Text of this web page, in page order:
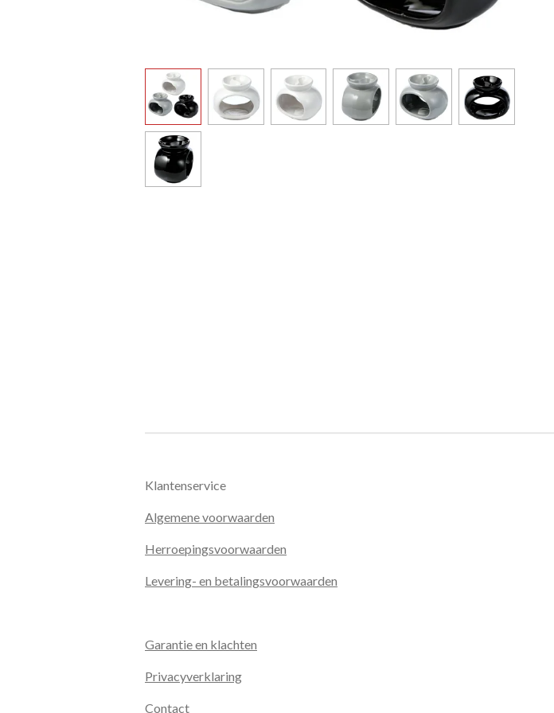
Klantenservice
Algemene voorwaarden
Herroepingsvoorwaarden
Levering- en betalingsvoorwaarden
Garantie en klachten
Privacyverklaring
Contact